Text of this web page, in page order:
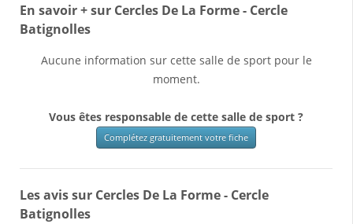
En savoir + sur Cercles De La Forme - Cercle
Batignolles
Aucune information sur cette salle de sport pour le
moment.
Vous êtes responsable de cette salle de sport ?
Complétez gratuitement votre fiche
Les avis sur Cercles De La Forme - Cercle
Batignolles